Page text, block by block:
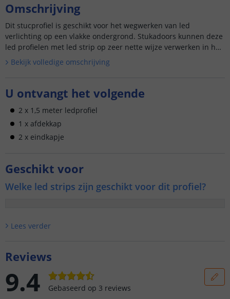
Omschrijving
Dit stucprofiel is geschikt voor het wegwerken van led
verlichting op een vlakke ondergrond. Stukadoors kunnen deze
led profielen met led strip op zeer nette wijze verwerken in het
stucwerk. ...
Bekijk volledige omschrijving
U ontvangt het volgende
2 x 1,5 meter ledprofiel
1 x afdekkap
2 x eindkapje
Geschikt voor
Welke led strips zijn geschikt voor dit profiel?
Lees verder
Reviews
9.4 Gebaseerd op 3 reviews